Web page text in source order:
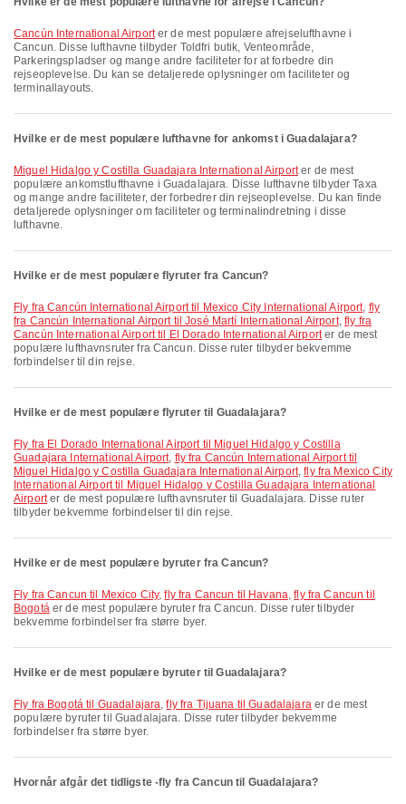
Cancún International Airporter de mest populære afrejselufthavne i
Cancun. Disse lufthavne tilbyder Toldfri butik, Venteområde,
Parkeringspladser og mange andre faciliteter for at forbedre din
rejseoplevelse. Du kan se detaljerede oplysninger om faciliteter og
terminallayouts.
Hvilke er de mest populære lufthavne for ankomst i Guadalajara?
Miguel Hidalgo y Costilla Guadajara International Airporter de mest
populære ankomstlufthavne i Guadalajara. Disse lufthavne tilbyder Taxa
og mange andre faciliteter, der forbedrer din rejseoplevelse. Du kan finde
detaljerede oplysninger om faciliteter og terminalindretning i disse
lufthavne.
Hvilke er de mest populære flyruter fra Cancun?
fly fra Cancún International Airport til Mexico City International Airport, fly
fra Cancún International Airport til José Martí International Airport, fly fra
Cancún International Airport til El Dorado International Airporter de mest
populære lufthavnsruter fra Cancun. Disse ruter tilbyder bekvemme
forbindelser til din rejse.
Hvilke er de mest populære flyruter til Guadalajara?
fly fra El Dorado International Airport til Miguel Hidalgo y Costilla
Guadajara International Airport, fly fra Cancún International Airport til
Miguel Hidalgo y Costilla Guadajara International Airport,fly fra Mexico City
International Airport til Miguel Hidalgo y Costilla Guadajara International
Airporter de mest populære lufthavnsruter til Guadalajara. Disse ruter
tilbyder bekvemme forbindelser til din rejse.
Hvilke er de mest populære byruter fra Cancun?
fly fra Cancun til Mexico City,fly fra Cancun til Havana,fly fra Cancun til
Bogotáer de mest populære byruter fra Cancun. Disse ruter tilbyder
bekvemme forbindelser fra større byer.
Hvilke er de mest populære byruter til Guadalajara?
fly fra Bogotá til Guadalajara,fly fra Tijuana til Guadalajaraer de mest
populære byruter til Guadalajara. Disse ruter tilbyder bekvemme
forbindelser fra større byer.
Hvornår afgår det tidligste -fly fra Cancun til Guadalajara?